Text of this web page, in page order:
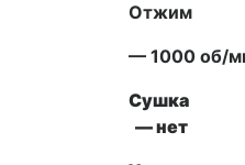
Отжим
— 1000 об/
Сушка
— нет